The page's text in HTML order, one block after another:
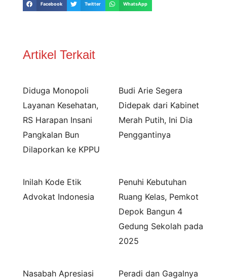
Facebook Twitter WhatsApp
Artikel Terkait
Diduga Monopoli
Layanan Kesehatan,
RS Harapan Insani
Pangkalan Bun
Dilaporkan ke KPPU
Budi Arie Segera
Didepak dari Kabinet
Merah Putih, Ini Dia
Penggantinya
Inilah Kode Etik
Advokat Indonesia
Penuhi Kebutuhan
Ruang Kelas, Pemkot
Depok Bangun 4
Gedung Sekolah pada
2025
Nasabah Apresiasi
Peradi dan Gagalnya